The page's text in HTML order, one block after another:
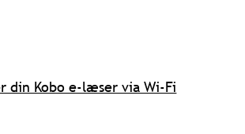
din Kobo e-læser via Wi-Fi